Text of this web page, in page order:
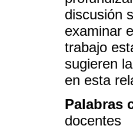
discusión
examinar
trabajo
sugieren
en esta
Palabras
docentes